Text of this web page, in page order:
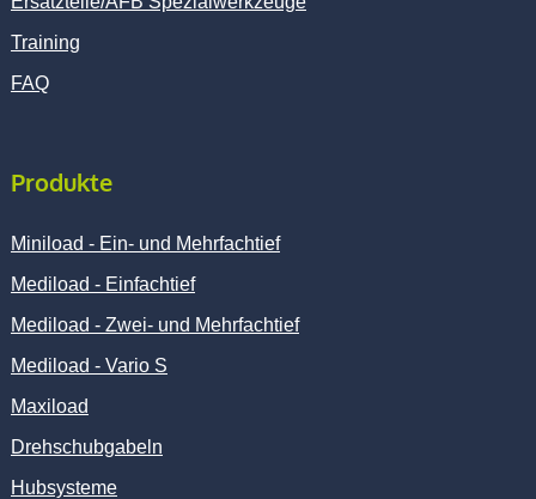
Training
FAQ
Produkte
Miniload - Ein- und Mehrfachtief
Mediload - Einfachtief
Mediload - Zwei- und Mehrfachtief
Mediload - Vario S
Maxiload
Drehschubgabeln
Hubsysteme